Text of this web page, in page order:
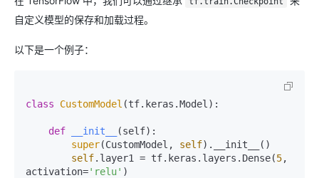
自定义模型的保存和加载过程。
以下是一个例子：
class CustomModel (tf.keras.Model):
def __init__ (self):
super(CustomModel, self).__init__()
self.layer1 = tf.keras.layers.Dense(5,
activation='relu' )